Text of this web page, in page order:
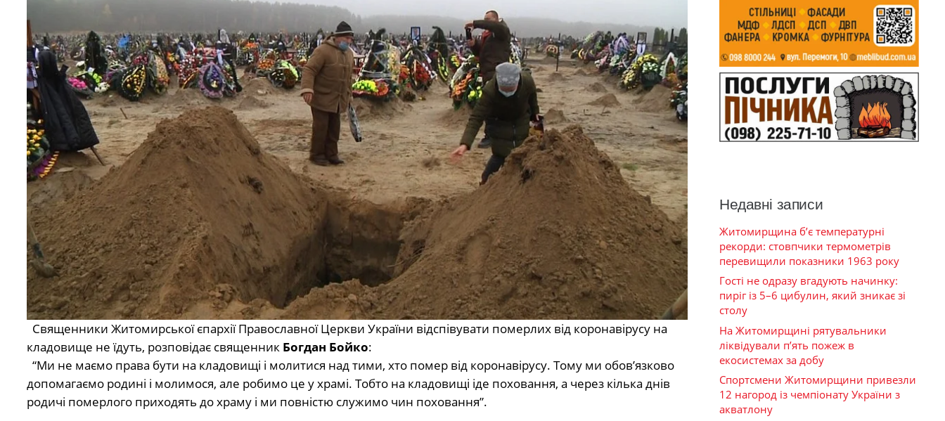
Священники Житомирської єпархії Православної Церкви України відспівувати померлих від коронавірусу на
кладовище не їдуть, розповідає священник Богдан Бойко:
“Ми не маємо права бути на кладовищі і молитися над тими, хто помер від коронавірусу. Тому ми обов’язково
допомагаємо родині і молимося, але робимо це у храмі. Тобто на кладовищі іде поховання, а через кілька днів
родичі померлого приходять до храму і ми повністю служимо чин поховання”.
Недавні записи
Житомирщина б’є температурні
рекорди: стовпчики термометрів
перевищили показники 1963 року
Гості не одразу вгадують начинку:
пиріг із 5–6 цибулин, який зникає зі
столу
На Житомирщині рятувальники
ліквідували п’ять пожеж в
екосистемах за добу
Спортсмени Житомирщини привезли
12 нагород із чемпіонату України з
акватлону